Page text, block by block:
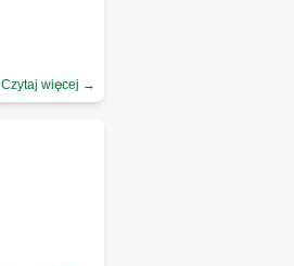
Czytaj więcej →